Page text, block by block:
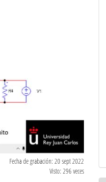
Fecha de grabación: 20 sept 2022
Visto: 296 veces